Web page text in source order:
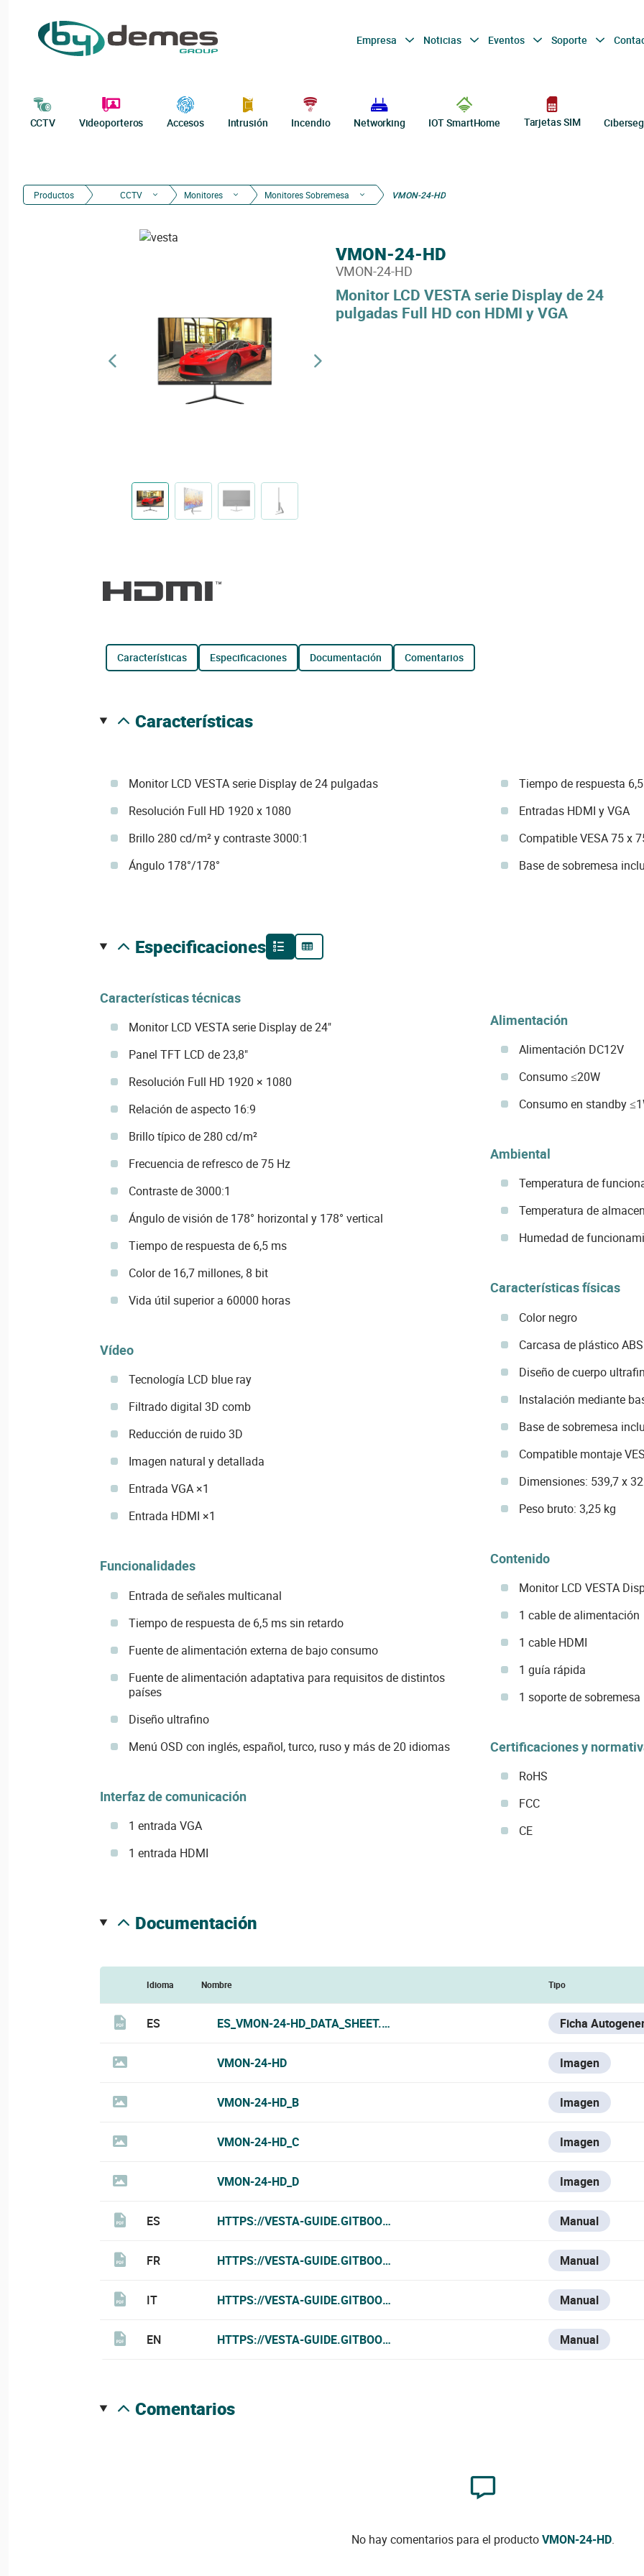
Empresa Noticias Eventos Soporte
CCTV Videoporteros Accesos Intrusión Incendio Networking IOT SmartHome Tarjetas SIM
Productos CCTV Monitores Monitores Sobremesa VMON-24-HD
Monitor LCD VESTA serie Display de 24
pulgadas Full HD con HDMI y VGA
VMON-24-HD
VMON-24-HD
características especificaciones documentación comentarios
características
Monitor LCD VESTA serie Display de 24 pulgadas
Resolución Full HD 1920 x 1080
Brillo 280 cd/m² y contraste 3000:1
Ángulo 178°/178°
Tiempo de respuesta
Entradas HDMI y VGA
Compatible VESA 75 x
Base de sobremesa
especificaciones
Características técnicas
Monitor LCD VESTA serie Display de 24"
Panel TFT LCD de 23,8"
Resolución Full HD 1920 × 1080
Relación de aspecto 16:9
Brillo típico de 280 cd/m²
Frecuencia de refresco de 75 Hz
Contraste de 3000:1
Ángulo de visión de 178° horizontal y 178° vertical
Tiempo de respuesta de 6,5 ms
Color de 16,7 millones, 8 bit
Vida útil superior a 60000 horas
Vídeo
Tecnología LCD blue ray
Filtrado digital 3D comb
Reducción de ruido 3D
Imagen natural y detallada
Entrada VGA ×1
Entrada HDMI ×1
Funcionalidades
Entrada de señales multicanal
Tiempo de respuesta de 6,5 ms sin retardo
Fuente de alimentación externa de bajo consumo
Fuente de alimentación adaptativa para requisitos de distintos
países
Diseño ultrafino
Menú OSD con inglés, español, turco, ruso y más de 20 idiomas
Interfaz de comunicación
1 entrada VGA
1 entrada HDMI
Alimentación
Alimentación DC12V
Consumo ≤20W
Consumo en standby
Ambiental
Temperatura de
Temperatura de
Humedad de
Características físicas
Color negro
Carcasa de plástico ABS
Diseño de cuerpo
Instalación mediante
Base de sobremesa
Compatible montaje
Dimensiones: 539,7 x
Peso bruto: 3,25 kg
Contenido
Monitor LCD VESTA
1 cable de alimentación
1 cable HDMI
1 guía rápida
1 soporte de sobremesa
Certificaciones y
RoHS
FCC
CE
documentación
Idioma Nombre Tipo
ES ES_VMON-24-HD_DATA_SHEET.PDF Ficha
VMON-24-HD Imagen
VMON-24-HD_B Imagen
VMON-24-HD_C Imagen
VMON-24-HD_D Imagen
ES HTTPS://VESTA-GUIDE.GITBOOK.IO/VESTA-KNOWLEDGE-BASE/V/ESPANOL/
Manual
FR HTTPS://VESTA-GUIDE.GITBOOK.IO/VESTA-KNOWLEDGE-BASE/V/FRANCE-1/
Manual
IT HTTPS://VESTA-GUIDE.GITBOOK.IO/VESTA-KNOWLEDGE-BASE/V/ITALIAN/
Manual
EN HTTPS://VESTA-GUIDE.GITBOOK.IO/VESTA-KNOWLEDGE-BASE/VMON-24-HD
Manual
comentarios
No hay comentarios para el productoVMON-24-HD.